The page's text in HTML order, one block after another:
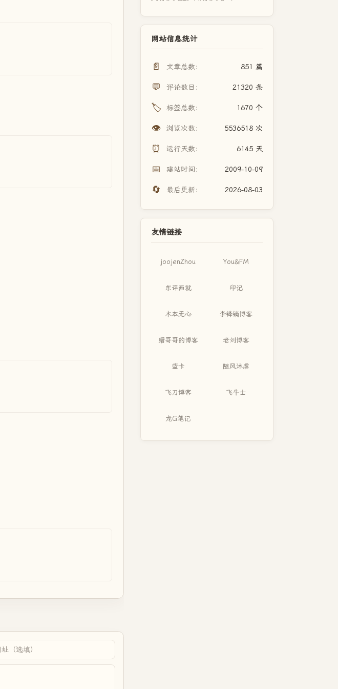
网站信息统计
📄 文章总数： 851 篇
💬 评论数目： 21320 条
🏷️ 标签总数： 1670 个
👁️ 浏览次数： 5536518 次
⏰ 运行天数： 6145 天
📅 建站时间： 2009-10-09
🔄 最后更新： 2026-08-03
友情链接
joojenZhou You&FM
东评西就 印记
木本无心 李锋镝博客
缙哥哥的博客 老刘博客
蓝卡 随风沐虐
飞刀博客 飞牛士
龙G笔记